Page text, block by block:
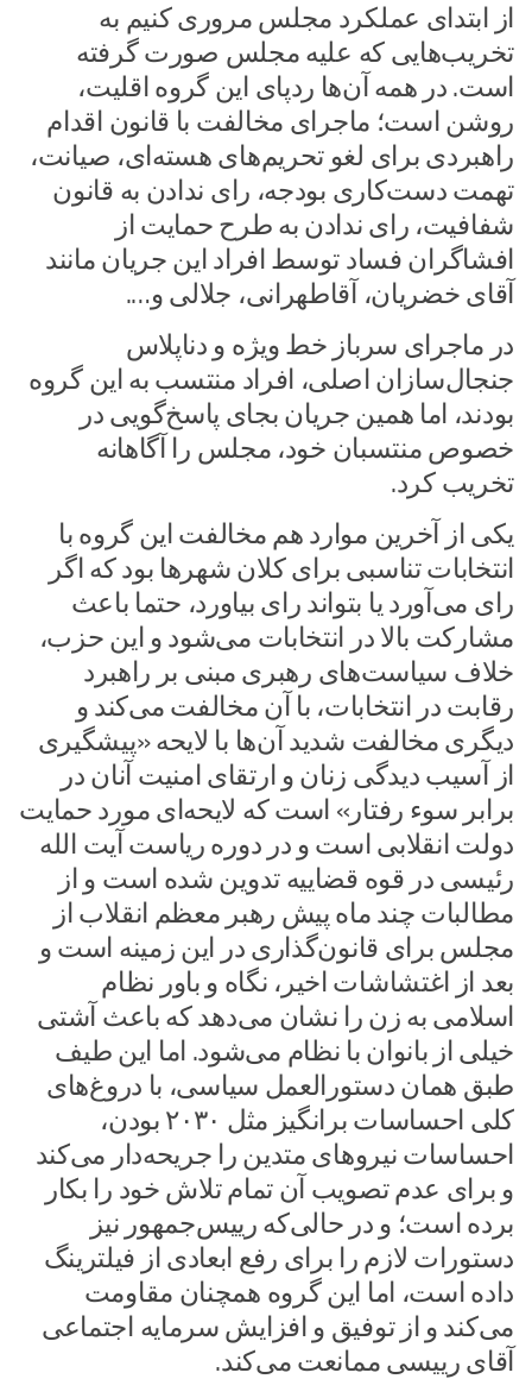
از ابتدای عملکرد مجلس مروری کنیم به
تخریب‌هایی که علیه مجلس صورت گرفته
است. در همه آن‌ها ردپای این گروه اقلیت،
روشن است؛ ماجرای مخالفت با قانون اقدام
راهبردی برای لغو تحریم‌های هسته‌ای، صیانت،
تهمت دست‌کاری بودجه، رای ندادن به قانون
شفافیت، رای ندادن به طرح حمایت از
افشاگران فساد توسط افراد این جریان مانند
آقای خضریان، آقاطهرانی، جلالی و….
در ماجرای سرباز خط ویژه و دناپلاس
جنجال‌سازان اصلی، افراد منتسب به این گروه
بودند، اما همین جریان بجای پاسخ‌گویی در
خصوص منتسبان خود، مجلس را آگاهانه
تخریب کرد.
یکی از آخرین موارد هم مخالفت این گروه با
انتخابات تناسبی برای کلان شهر‌ها بود که اگر
رای می‌آورد یا بتواند رای بیاورد، حتما باعث
مشارکت بالا در انتخابات می‌شود و این حزب،
خلاف سیاست‌های رهبری مبنی بر راهبرد
رقابت در انتخابات، با آن مخالفت می‌کند و
دیگری مخالفت شدید آن‌ها با لایحه «پیشگیری
از آسیب دیدگی زنان و ارتقای امنیت آنان در
برابر سوء رفتار» است که لایحه‌ای مورد حمایت
دولت انقلابی است و در دوره ریاست آیت الله
رئیسی در قوه قضاییه تدوین شده است و از
مطالبات چند ماه پیش رهبر معظم انقلاب از
مجلس برای قانون‌گذاری در این زمینه است و
بعد از اغتشاشات اخیر، نگاه و باور نظام
اسلامی به زن را نشان می‌دهد که باعث آشتی
خیلی از بانوان با نظام می‌شود. اما این طیف
طبق همان دستورالعمل سیاسی، با دروغ‌های
کلی احساسات برانگیز مثل ۲۰۳۰ بودن،
احساسات نیرو‌های متدین را جریحه‌دار می‌کند
و برای عدم تصویب آن تمام تلاش خود را بکار
برده است؛ و در حالی‌که رییس‌جمهور نیز
دستورات لازم را برای رفع ابعادی از فیلترینگ
داده است، اما این گروه همچنان مقاومت
می‌کند و از توفیق و افزایش سرمایه اجتماعی
آقای رییسی ممانعت می‌کند.